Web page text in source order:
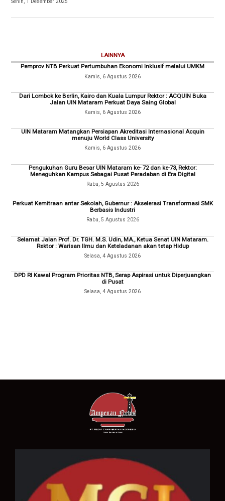
Senin, 1 Desember 2025
LAINNYA
Pemprov NTB Perkuat Pertumbuhan Ekonomi Inklusif melalui UMKM
Kamis, 6 Agustus 2026
Dari Lombok ke Berlin, Kairo dan Kuala Lumpur Rektor : ACQUIN Buka
Jalan UIN Mataram Perkuat Daya Saing Global
Kamis, 6 Agustus 2026
UIN Mataram Matangkan Persiapan Akreditasi Internasional Acquin
menuju World Class University
Kamis, 6 Agustus 2026
Pengukuhan Guru Besar UIN Mataram ke- 72 dan ke-73, Rektor:
Meneguhkan Kampus Sebagai Pusat Peradaban di Era Digital
Rabu, 5 Agustus 2026
Perkuat Kemitraan antar Sekolah, Gubernur : Akselerasi Transformasi SMK
Berbasis Industri
Rabu, 5 Agustus 2026
Selamat Jalan Prof. Dr. TGH. M.S. Udin, MA., Ketua Senat UIN Mataram.
Rektor : Warisan Ilmu dan Keteladanan akan tetap Hidup
Selasa, 4 Agustus 2026
DPD RI Kawal Program Prioritas NTB, Serap Aspirasi untuk Diperjuangkan
di Pusat
Selasa, 4 Agustus 2026